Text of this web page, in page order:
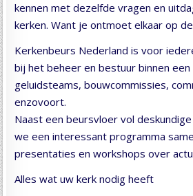
kennen met dezelfde vragen en
kerken. Want je ontmoet elkaar op
Kerkenbeurs Nederland is voor
bij het beheer en bestuur binnen
geluidsteams, bouwcommissies,
enzovoort.
Naast een beursvloer vol
we een interessant programma
presentaties en workshops over
Alles wat uw kerk nodig heeft